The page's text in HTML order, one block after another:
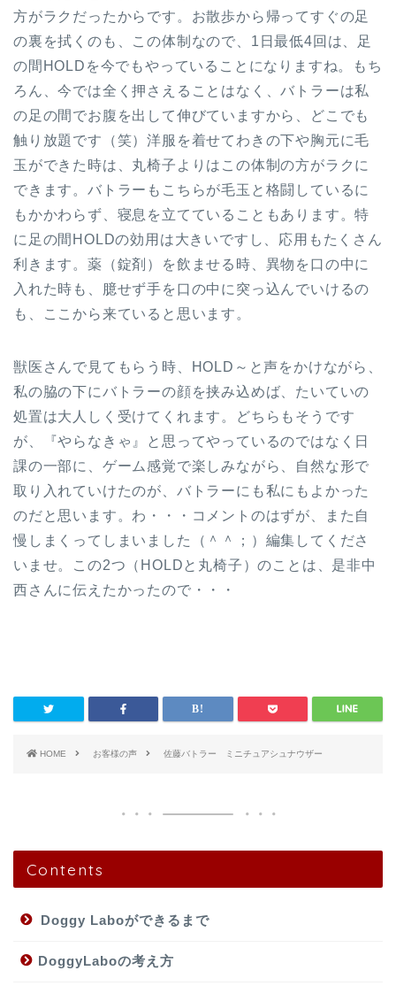
方がラクだったからです。お散歩から帰ってすぐの足
の裏を拭くのも、この体制なので、1日最低4回は、足
の間HOLDを今でもやっていることになりますね。もち
ろん、今では全く押さえることはなく、バトラーは私
の足の間でお腹を出して伸びていますから、どこでも
触り放題です（笑）洋服を着せてわきの下や胸元に毛
玉ができた時は、丸椅子よりはこの体制の方がラクに
できます。バトラーもこちらが毛玉と格闘しているに
もかかわらず、寝息を立てていることもあります。特
に足の間HOLDの効用は大きいですし、応用もたくさん
利きます。薬（錠剤）を飲ませる時、異物を口の中に
入れた時も、臆せず手を口の中に突っ込んでいけるの
も、ここから来ていると思います。
獣医さんで見てもらう時、HOLD～と声をかけながら、
私の脇の下にバトラーの顔を挟み込めば、たいていの
処置は大人しく受けてくれます。どちらもそうです
が、『やらなきゃ』と思ってやっているのではなく日
課の一部に、ゲーム感覚で楽しみながら、自然な形で
取り入れていけたのが、バトラーにも私にもよかった
のだと思います。わ・・・コメントのはずが、また自
慢しまくってしまいました（＾＾；）編集してくださ
いませ。この2つ（HOLDと丸椅子）のことは、是非中
西さんに伝えたかったので・・・
HOME お客様の声 佐藤バトラー ミニチュアシュナウザー
Contents
Doggy Laboができるまで
DoggyLaboの考え方